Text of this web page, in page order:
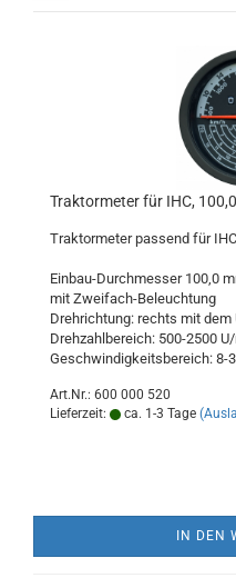
Traktormeter für IHC,
Traktormeter passend für IHC
Einbau-Durchmesser 100,0
mit Zweifach-Beleuchtung
Drehrichtung: rechts mit dem
Drehzahlbereich: 500-2500
Geschwindigkeitsbereich: 8-
Art.Nr.: 600 000 520
Lieferzeit:
ca. 1-3 Tage
IN DEN